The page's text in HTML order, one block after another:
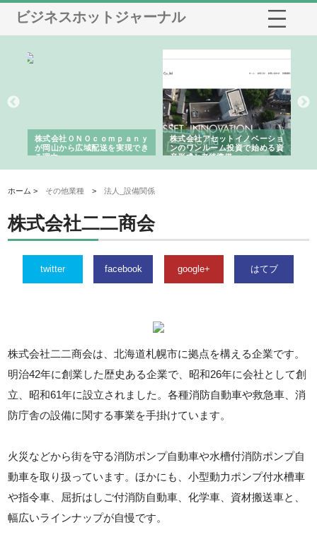
ビジネスホットジャーナル
株式会社ＯＮＯｃｏｍｐａｎｙ
が岡山から広域配送を実現でき
る理由
株式会社アセットイノベーショ
ンのワンルーム投資で始める資
産形成と老後準備
ホーム > その他業種 >法人_設備関係
株式会社二二商会
twitter facebook google+ はてブ
株式会社二二商会は、北海道札幌市に拠点を構える企業です。
明治42年に創業した歴史ある企業で、昭和26年に会社として創
立、昭和61年に設立されました。各種消防自動車や救急車、消
防庁舎の設備に関する事業を手掛けています。
火災などから街を守る消防ポンプ自動車や水槽付消防ポンプ自
動車を取り扱っています。ほかにも、小型動力ポンプ付水槽車
や指令車、屈折はしご付消防自動車、化学車、資材搬送車と、
幅広いラインナップが自慢です。